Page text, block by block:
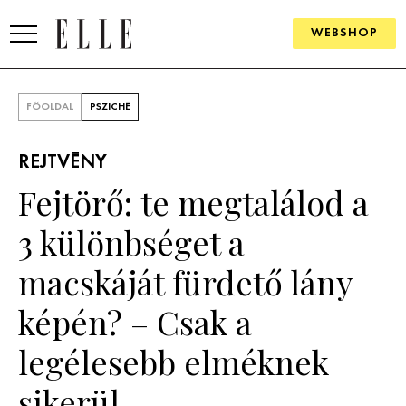
WEBSHOP
SZÉPSÉG
KULTÚRA
PSZICHÉ
ÉLETMÓD
PÁRKAPCSOLAT
FŐOLDAL PSZICHÉ
REJTVÉNY
Fejtörő: te megtalálod a
3 különbséget a
macskáját fürdető lány
képén? – Csak a
legélesebb elméknek